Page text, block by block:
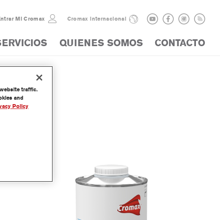
Mi Cromax Cromax internacional
QUIENES SOMOS CONTACTO
traffic.
and
Policy